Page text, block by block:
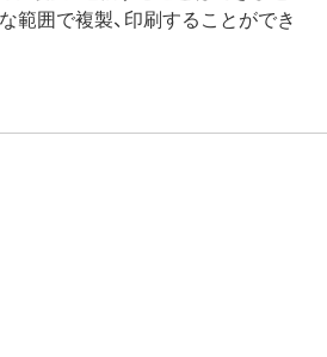
範囲で複製、印刷することができ